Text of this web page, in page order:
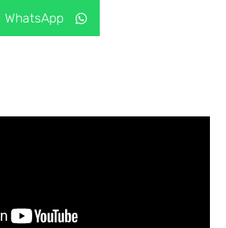
WhatsApp